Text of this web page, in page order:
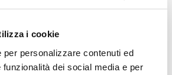
i cookie
personalizzare contenuti ed
dei social media e per
delle sue analisi.
Economica
clicca qui >>